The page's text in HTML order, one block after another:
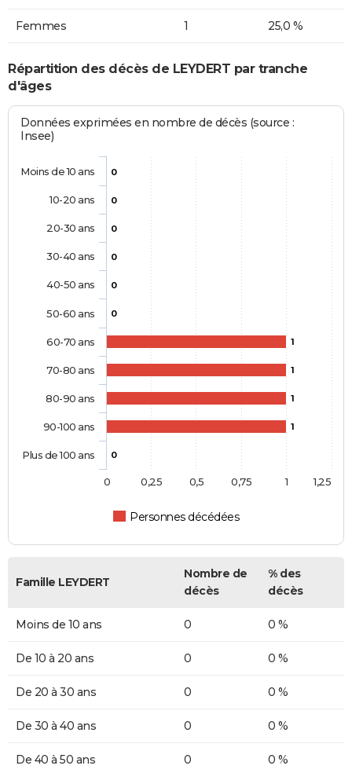
Femmes 1 25,0 %
Répartition des décès de LEYDERT par tranche
d'âges
Données exprimées en nombre de décès (source :
Insee)
0
0
0
0
0
0
1
1
1
1
0
Personnes décédées
Moins de 10 ans
10-20 ans
20-30 ans
30-40 ans
40-50 ans
50-60 ans
60-70 ans
70-80 ans
80-90 ans
90-100 ans
Plus de 100 ans
0 1
0,25 0,5 0,75 1,25
Famille LEYDERT
Nombre de
décès
% des
décès
Moins de 10 ans 0 0 %
De 10 à 20 ans 0 0 %
De 20 à 30 ans 0 0 %
De 30 à 40 ans 0 0 %
De 40 à 50 ans 0 0 %